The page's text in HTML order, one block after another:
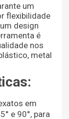
um
flexibilidade
design
é
nos
metal
em
e 90°, para